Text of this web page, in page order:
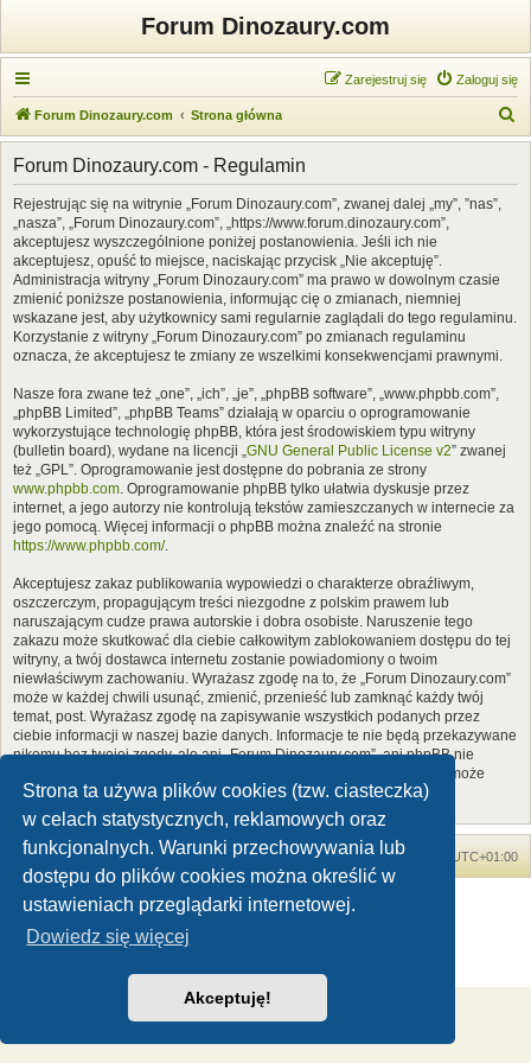
Strona ta używa plików cookies (tzw. ciasteczka)
w celach statystycznych, reklamowych oraz
funkcjonalnych. Warunki przechowywania lub
dostępu do plików cookies można określić w
ustawieniach przeglądarki internetowej.
Dowiedz się więcej
Akceptuję!
Forum Dinozaury.com
Zaloguj się
Zarejestruj się
Forum Dinozaury.com Strona główna
z
Forum Dinozaury.com - Regulamin
Rejestrując się na witrynie „Forum Dinozaury.com”, zwanej dalej „my”, ”nas”,
„nasza”, „Forum Dinozaury.com”, „https://www.forum.dinozaury.com”,
akceptujesz wyszczególnione poniżej postanowienia. Jeśli ich nie
akceptujesz, opuść to miejsce, naciskając przycisk „Nie akceptuję”.
Administracja witryny „Forum Dinozaury.com” ma prawo w dowolnym czasie
zmienić poniższe postanowienia, informując cię o zmianach, niemniej
wskazane jest, aby użytkownicy sami regularnie zaglądali do tego regulaminu.
Korzystanie z witryny „Forum Dinozaury.com” po zmianach regulaminu
oznacza, że akceptujesz te zmiany ze wszelkimi konsekwencjami prawnymi.
Nasze fora zwane też „one”, „ich”, „je”, „phpBB software”, „www.phpbb.com”,
„phpBB Limited”, „phpBB Teams” działają w oparciu o oprogramowanie
wykorzystujące technologię phpBB, która jest środowiskiem typu witryny
(bulletin board), wydane na licencji „GNU General Public License v2” zwanej
też „GPL”. Oprogramowanie jest dostępne do pobrania ze strony
www.phpbb.com. Oprogramowanie phpBB tylko ułatwia dyskusje przez
internet, a jego autorzy nie kontrolują tekstów zamieszczanych w internecie za
jego pomocą. Więcej informacji o phpBB można znaleźć na stronie
https://www.phpbb.com/.
Akceptujesz zakaz publikowania wypowiedzi o charakterze obraźliwym,
oszczerczym, propagującym treści niezgodne z polskim prawem lub
naruszającym cudze prawa autorskie i dobra osobiste. Naruszenie tego
zakazu może skutkować dla ciebie całkowitym zablokowaniem dostępu do tej
witryny, a twój dostawca internetu zostanie powiadomiony o twoim
niewłaściwym zachowaniu. Wyrażasz zgodę na to, że „Forum Dinozaury.com”
może w każdej chwili usunąć, zmienić, przenieść lub zamknąć każdy twój
temat, post. Wyrażasz zgodę na zapisywanie wszystkich podanych przez
ciebie informacji w naszej bazie danych. Informacje te nie będą przekazywane
nikomu bez twojej zgody, ale ani „Forum Dinozaury.com”, ani phpBB nie
ponosi odpowiedzialności za włamania do witryny, podczas których może
dojść do kradzieży danych.
Forum Dinozaury.com Strona główna Strefa czasowa UTC+01:00
Dinozaury.com© 2006-2020
Polski pakiet językowy dostarcza